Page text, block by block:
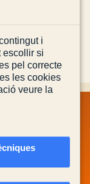
i
escollir si
pel correcte
les cookies
veure la